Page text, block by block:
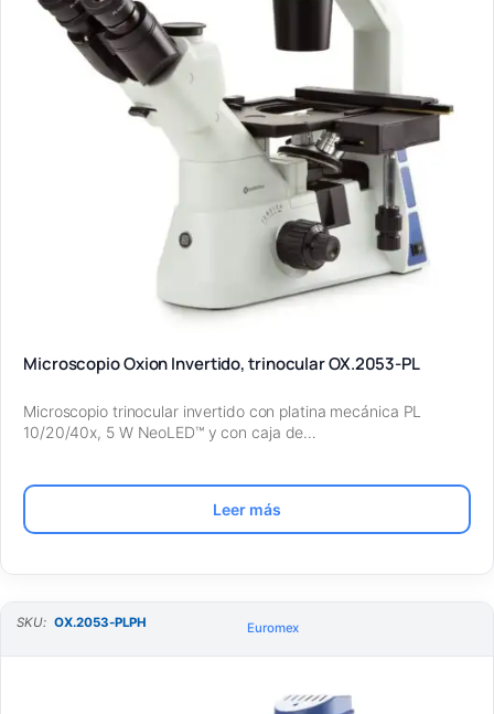
Microscopio Oxion Invertido, trinocular OX.2053-PL
Microscopio trinocular invertido con platina mecánica PL
10/20/40x, 5 W NeoLED™ y con caja de…
Leer más
SKU: OX.2053-PLPH Euromex